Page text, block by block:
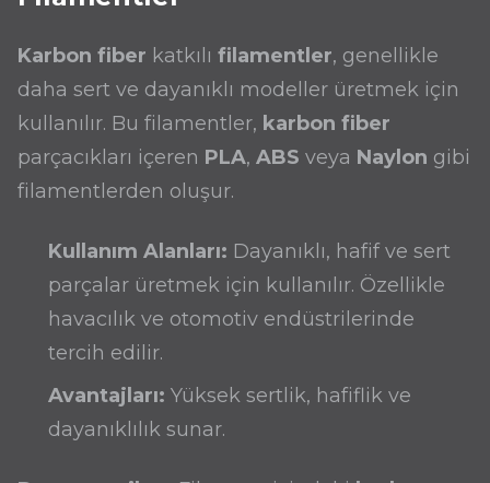
Karbon fiber katkılı filamentler, genellikle
daha sert ve dayanıklı modeller üretmek için
kullanılır. Bu filamentler, karbon fiber
parçacıkları içeren PLA, ABS veya Naylon gibi
filamentlerden oluşur.
Kullanım Alanları: Dayanıklı, hafif ve sert
parçalar üretmek için kullanılır. Özellikle
havacılık ve otomotiv endüstrilerinde
tercih edilir.
Avantajları: Yüksek sertlik, hafiflik ve
dayanıklılık sunar.